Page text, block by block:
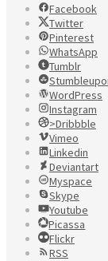
Facebook
Twitter
Pinterest
WhatsApp
Tumblr
WordPress
Instagram
>Dribbble
Vimeo
Linkedin
Deviantart
Myspace
Skype
Youtube
Picassa
Flickr
RSS